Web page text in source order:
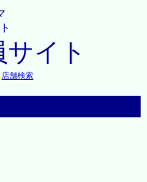
イト
店舗検索